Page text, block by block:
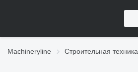
Machineryline Строительная техника